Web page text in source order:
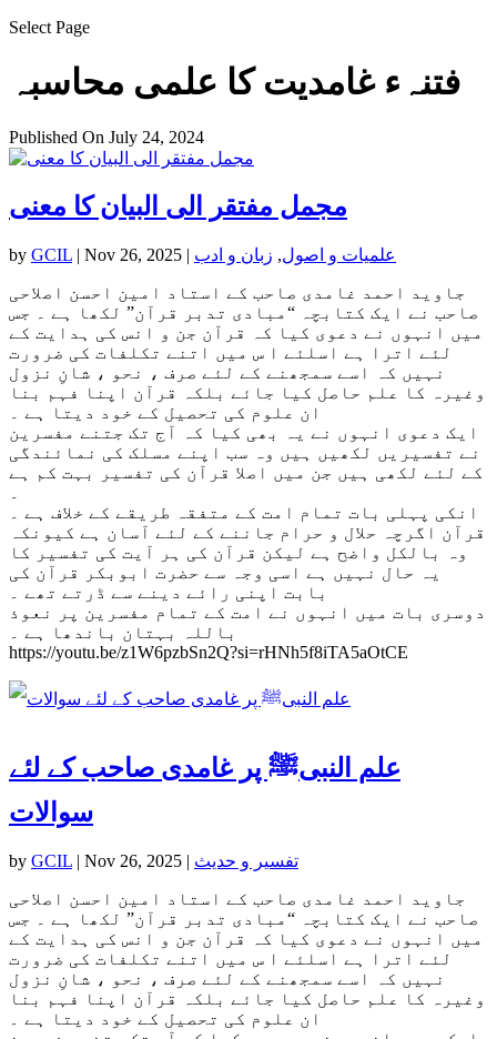
Select Page
فتنہء غامدیت کا علمی محاسبہ
Published On July 24, 2024
مجمل مفتقر الی البیان کا معنی
by GCIL | Nov 26, 2025 | علمیات و اصول, زبان و ادب
جاوید احمد غامدی صاحب کے استاد امین احسن اصلاحی
صاحب نے ایک کتابچہ “مبادی تدبر قرآن” لکھا ہے ۔ جس
میں انہوں نے دعوی کیا کہ قرآن جن و انس کی ہدایت کے
لئے اترا ہے اسلئے ا س میں اتنے تکلفات کی ضرورت
نہیں کہ اسے سمجھنے کے لئے صرف ، نحو ، شانِ نزول
وغیرہ کا علم حاصل کیا جائے بلکہ قرآن اپنا فہم بنا
ان علوم کی تحصیل کے خود دیتا ہے ۔
ایک دعوی انہوں نے یہ بھی کیا کہ آج تک جتنے مفسرین
نے تفسیریں لکھیں ہیں وہ سب اپنے مسلک کی نمائندگی
کے لئے لکھی ہیں جن میں اصلا قرآن کی تفسیر بہت کم ہے
انکی پہلی بات تمام امت کے متفقہ طریقے کے خلاف ہے ۔
قرآن اگرچہ حلال و حرام جاننے کے لئے آسان ہے کیونکہ
وہ بالکل واضح ہے لیکن قرآن کی ہر آیت کی تفسیر کا
یہ حال نہیں ہے اسی وجہ سے حضرت ابوبکر قرآن کی
بابت اپنی رائے دینے سے ڈرتے تھے ۔
دوسری بات میں انہوں نے امت کے تمام مفسرین پر نعوذ
باللہ بہتان باندھا ہے ۔
https://youtu.be/z1W6pzbSn2Q?si=rHNh5f8iTA5aOtCE
علم النبیﷺ پر غامدی صاحب کے لئے
سوالات
by GCIL | Nov 26, 2025 | تفسیر و حدیث
جاوید احمد غامدی صاحب کے استاد امین احسن اصلاحی
صاحب نے ایک کتابچہ “مبادی تدبر قرآن” لکھا ہے ۔ جس
میں انہوں نے دعوی کیا کہ قرآن جن و انس کی ہدایت کے
لئے اترا ہے اسلئے ا س میں اتنے تکلفات کی ضرورت
نہیں کہ اسے سمجھنے کے لئے صرف ، نحو ، شانِ نزول
وغیرہ کا علم حاصل کیا جائے بلکہ قرآن اپنا فہم بنا
ان علوم کی تحصیل کے خود دیتا ہے ۔